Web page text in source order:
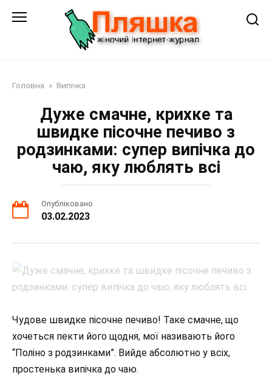
Головна » Випічка
Дуже смачне, крихке та
швидке пісочне печиво з
родзинками: супер випічка до
чаю, яку люблять всі
Опубліковано
03.02.2023
Чудове швидке пісочне печиво! Таке смачне, що
хочеться пекти його щодня, мої називають його
“Поліно з родзинками”. Вийде абсолютно у всіх,
простенька випічка до чаю.